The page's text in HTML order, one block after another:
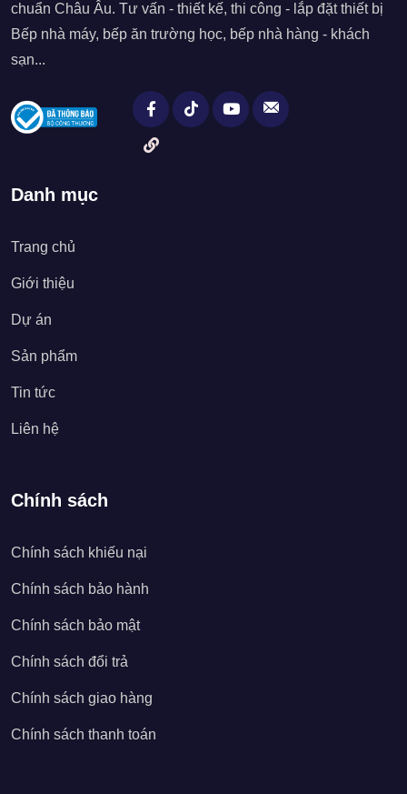
chuẩn Châu Âu. Tư vấn - thiết kế, thi công - lắp đặt thiết bị
Bếp nhà máy, bếp ăn trường học, bếp nhà hàng - khách
sạn...
Danh mục
Trang chủ
Giới thiệu
Dự án
Sản phẩm
Tin tức
Liên hệ
Chính sách
Chính sách khiếu nại
Chính sách bảo hành
Chính sách bảo mật
Chính sách đổi trả
Chính sách giao hàng
Chính sách thanh toán